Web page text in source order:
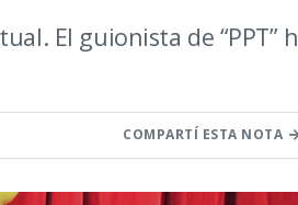
El guionista de “PPT”
COMPARTÍ ESTA NOTA